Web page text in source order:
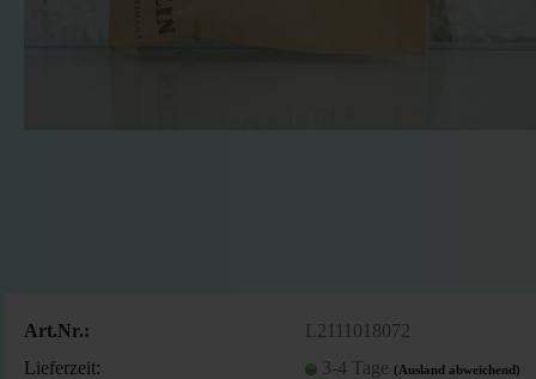
Art.Nr.:
L2111018072
Lieferzeit:
3-4 Tage (Ausland abweichend)